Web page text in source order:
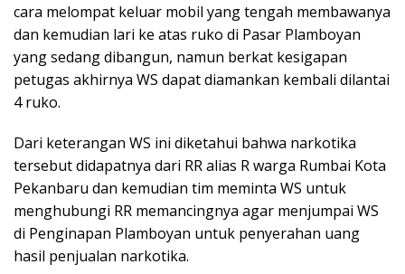
cara melompat keluar mobil yang tengah membawanya
dan kemudian lari ke atas ruko di Pasar Plamboyan
yang sedang dibangun, namun berkat kesigapan
petugas akhirnya WS dapat diamankan kembali dilantai
4 ruko.
Dari keterangan WS ini diketahui bahwa narkotika
tersebut didapatnya dari RR alias R warga Rumbai Kota
Pekanbaru dan kemudian tim meminta WS untuk
menghubungi RR memancingnya agar menjumpai WS
di Penginapan Plamboyan untuk penyerahan uang
hasil penjualan narkotika.